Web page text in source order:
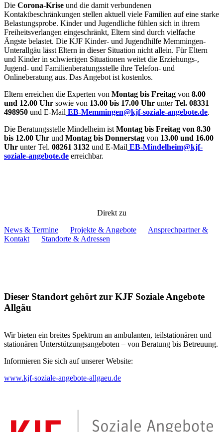
Die Corona-Krise und die damit verbundenen
Kontaktbeschränkungen stellen aktuell viele Familien auf eine starke
Belastungsprobe. Kinder und Jugendliche fühlen sich in ihrem
Freiheitsverlangen eingeschränkt, Eltern sind durch vielfache
Ängste belastet. Die KJF Kinder- und Jugendhilfe Memmingen-
Unterallgäu lässt Eltern in dieser Situation nicht allein. Für Eltern
und Kinder in schwierigen Situationen weitet die Erziehungs-,
Jugend- und Familienberatungsstelle ihre Telefon- und
Onlineberatung aus. Das Angebot ist kostenlos.
Eltern erreichen die Experten von Montag bis Freitag von 8.00
und 12.00 Uhr sowie von 13.00 bis 17.00 Uhr unterTel. 08331
498950 und E-Mail EB-Memmingen@kjf-soziale-angebote.de.
Die Beratungsstelle Mindelheim ist Montag bis Freitag von 8.30
bis 12.00 Uhr und Montag bis Donnerstag von 13.00 und 16.00
Uhr unter Tel. 08261 3132 und E-Mail EB-Mindelheim@kjf-
soziale-angebote.de erreichbar.
Direkt zu
News & Termine
Projekte & Angebote
Ansprechpartner &
Kontakt
Standorte & Adressen
Dieser Standort gehört zur KJF Soziale Angebote
Allgäu
Wir bieten ein breites Spektrum an ambulanten, teilstationären und
stationären Unterstützungsangeboten – von Beratung bis Betreuung.
Informieren Sie sich auf unserer Website:
www.kjf-soziale-angebote-allgaeu.de